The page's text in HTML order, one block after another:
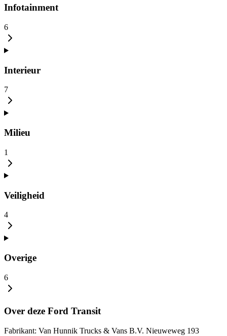
Infotainment
6
Interieur
7
Milieu
1
Veiligheid
4
Overige
6
Over deze Ford Transit
Fabrikant: Van Hunnik Trucks & Vans B.V. Nieuweweg 193